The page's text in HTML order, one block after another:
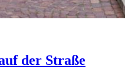
der Straße